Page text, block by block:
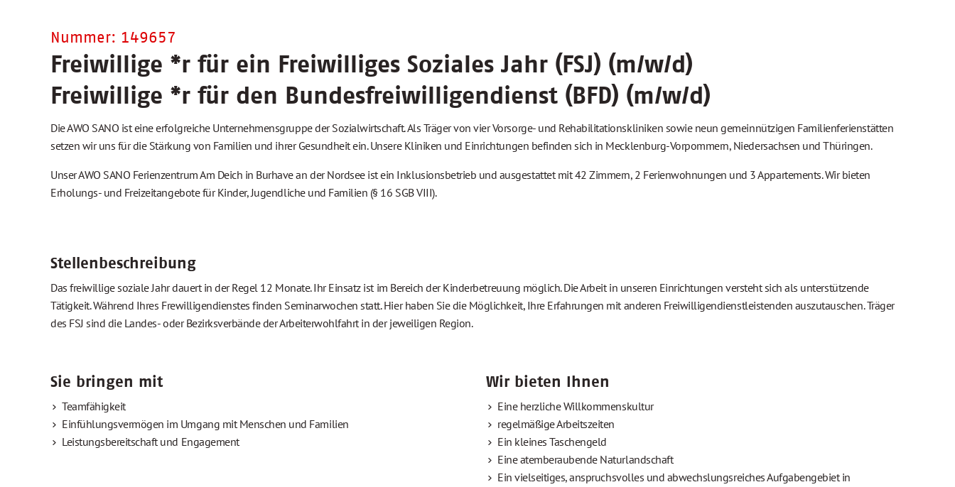
Nummer: 149657
Freiwillige *r für ein Freiwilliges Soziales Jahr (FSJ) (m/w/d)
Freiwillige *r für den Bundesfreiwilligendienst (BFD) (m/w/d)
Die AWO SANO ist eine erfolgreiche Unternehmensgruppe der Sozialwirtschaft. Als Träger von vier Vorsorge- und Rehabilitationskliniken sowie neun gemeinnützigen Familienferienstätten
setzen wir uns für die Stärkung von Familien und ihrer Gesundheit ein. Unsere Kliniken und Einrichtungen befinden sich in Mecklenburg-Vorpommern, Niedersachsen und Thüringen.
Unser AWO SANO Ferienzentrum Am Deich in Burhave an der Nordsee ist ein Inklusionsbetrieb und ausgestattet mit 42 Zimmern, 2 Ferienwohnungen und 3 Appartements. Wir bieten
Erholungs- und Freizeitangebote für Kinder, Jugendliche und Familien (§ 16 SGB VIII).
Stellenbeschreibung
Das freiwillige soziale Jahr dauert in der Regel 12 Monate. Ihr Einsatz ist im Bereich der Kinderbetreuung möglich. Die Arbeit in unseren Einrichtungen versteht sich als unterstützende
Tätigkeit. Während Ihres Frewilligendienstes finden Seminarwochen statt. Hier haben Sie die Möglichkeit, Ihre Erfahrungen mit anderen Freiwilligendienstleistenden auszutauschen. Träger
des FSJ sind die Landes- oder Bezirksverbände der Arbeiterwohlfahrt in der jeweiligen Region.
Sie bringen mit
Teamfähigkeit
Einfühlungsvermögen im Umgang mit Menschen und Familien
Leistungsbereitschaft und Engagement
Wir bieten Ihnen
Eine herzliche Willkommenskultur
regelmäßige Arbeitszeiten
Ein kleines Taschengeld
Eine atemberaubende Naturlandschaft
Ein vielseitiges, anspruchsvolles und abwechslungsreiches Aufgabengebiet in